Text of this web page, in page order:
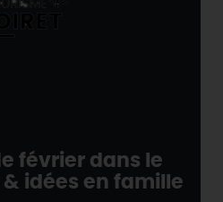
février dans le
& idées en famille